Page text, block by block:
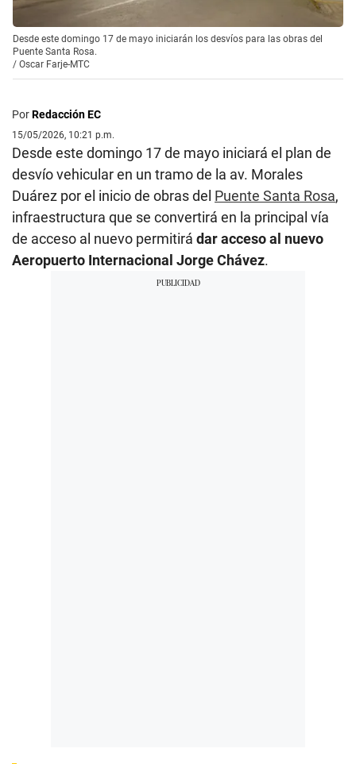
Desde este domingo 17 de mayo iniciarán los desvíos para las obras del
Puente Santa Rosa.
/ Oscar Farje-MTC
PorRedacción EC
15/05/2026, 10:21 p.m.
Desde este domingo 17 de mayo iniciará el plan de
desvío vehicular en un tramo de la av. Morales
Duárez por el inicio de obras del Puente Santa Rosa,
infraestructura que se convertirá en la principal vía
de acceso al nuevo permitirá dar acceso al nuevo
Aeropuerto Internacional Jorge Chávez.